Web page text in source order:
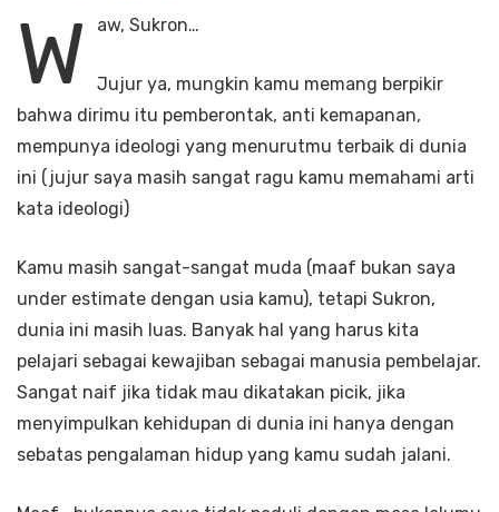
W aw, Sukron…
Jujur ya, mungkin kamu memang berpikir
bahwa dirimu itu pemberontak, anti kemapanan,
mempunya ideologi yang menurutmu terbaik di dunia
ini (jujur saya masih sangat ragu kamu memahami arti
kata ideologi)
Kamu masih sangat-sangat muda (maaf bukan saya
under estimate dengan usia kamu), tetapi Sukron,
dunia ini masih luas. Banyak hal yang harus kita
pelajari sebagai kewajiban sebagai manusia pembelajar.
Sangat naif jika tidak mau dikatakan picik, jika
menyimpulkan kehidupan di dunia ini hanya dengan
sebatas pengalaman hidup yang kamu sudah jalani.